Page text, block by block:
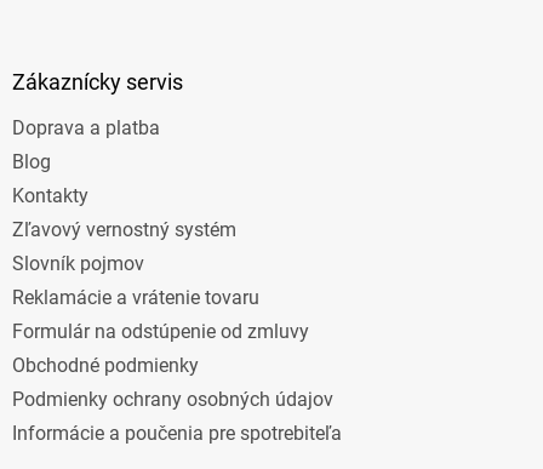
Zákaznícky servis
Doprava a platba
Blog
Kontakty
Zľavový vernostný systém
Slovník pojmov
Reklamácie a vrátenie tovaru
Formulár na odstúpenie od zmluvy
Obchodné podmienky
Podmienky ochrany osobných údajov
Informácie a poučenia pre spotrebiteľa